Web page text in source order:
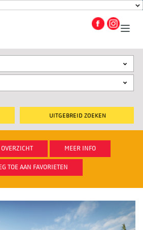
UITGEBREID ZOEKEN
MEER INFO
TOE AAN FAVORIETEN